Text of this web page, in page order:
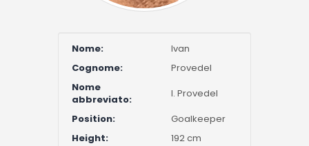
Nome:
Ivan
Cognome:
Provedel
Nome
abbreviato:
I. Provedel
Position:
Goalkeeper
Height:
192 cm